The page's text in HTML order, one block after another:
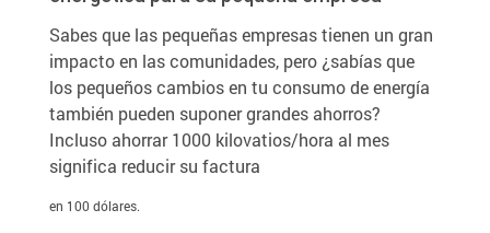
Sabes que las pequeñas empresas tienen un gran
impacto en las comunidades, pero ¿sabías que
los pequeños cambios en tu consumo de energía
también pueden suponer grandes ahorros?
Incluso ahorrar 1000 kilovatios/hora al mes
significa reducir su factura
en 100 dólares.